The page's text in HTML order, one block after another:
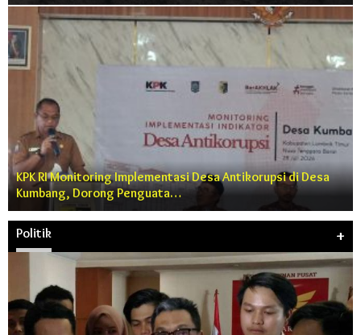
KPK RI Monitoring Implementasi Desa Antikorupsi di Desa
Kumbang, Dorong Penguata…
Politik +